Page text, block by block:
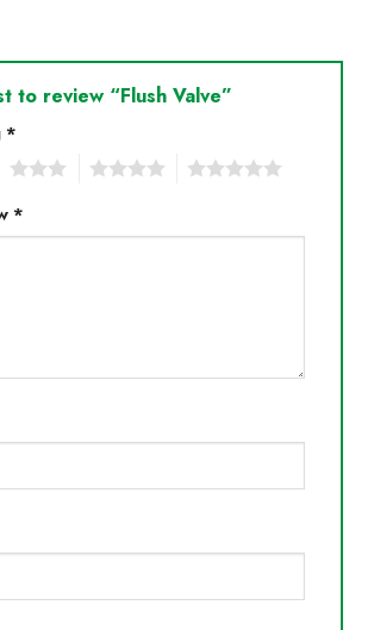
to review “Flush Valve”
*
*